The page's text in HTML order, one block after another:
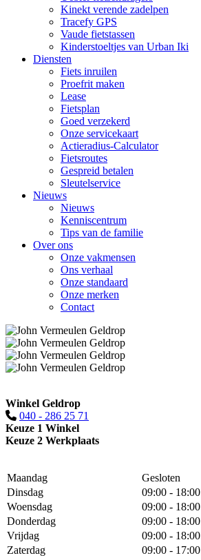
Kinekt verende zadelpen
Tracefy GPS
Vaude fietstassen
Kinderstoeltjes van Urban Iki
Diensten
Fiets inruilen
Proefrit maken
Lease
Fietsplan
Goed verzekerd
Onze servicekaart
Actieradius-Calculator
Fietsroutes
Gespreid betalen
Sleutelservice
Nieuws
Nieuws
Kenniscentrum
Tips van de familie
Over ons
Onze vakmensen
Ons verhaal
Onze standaard
Onze merken
Contact
Winkel Geldrop
040 - 286 25 71
Keuze 1 Winkel
Keuze 2 Werkplaats
Maandag
Gesloten
Dinsdag
09:00 - 18:00
Woensdag
09:00 - 18:00
Donderdag
09:00 - 18:00
Vrijdag
09:00 - 18:00
Zaterdag
09:00 - 17:00